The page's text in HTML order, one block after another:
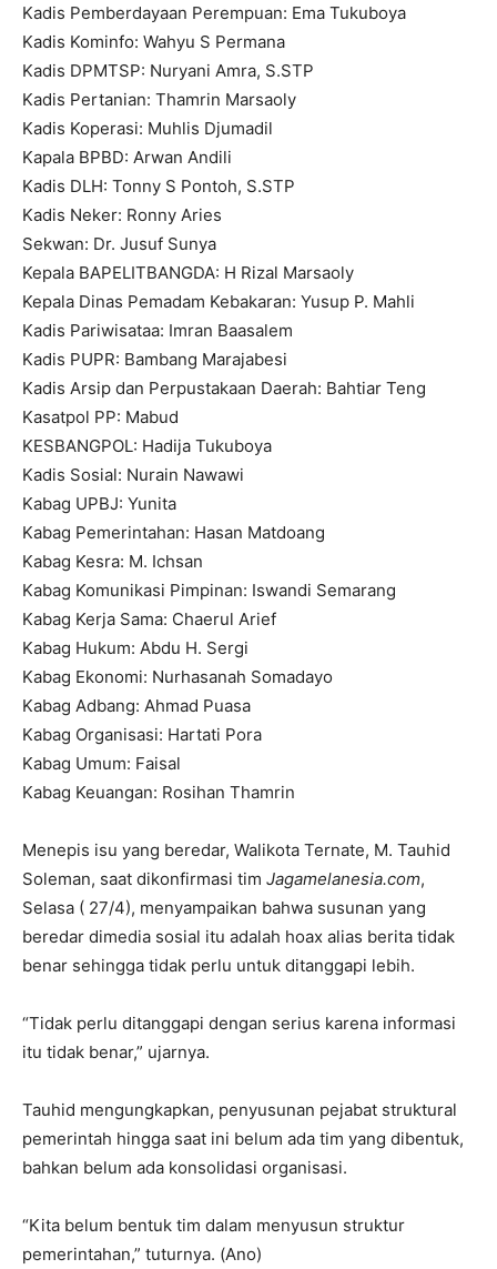
Kadis Pemberdayaan Perempuan: Ema Tukuboya
Kadis Kominfo: Wahyu S Permana
Kadis DPMTSP: Nuryani Amra, S.STP
Kadis Pertanian: Thamrin Marsaoly
Kadis Koperasi: Muhlis Djumadil
Kapala BPBD: Arwan Andili
Kadis DLH: Tonny S Pontoh, S.STP
Kadis Neker: Ronny Aries
Sekwan: Dr. Jusuf Sunya
Kepala BAPELITBANGDA: H Rizal Marsaoly
Kepala Dinas Pemadam Kebakaran: Yusup P. Mahli
Kadis Pariwisataa: Imran Baasalem
Kadis PUPR: Bambang Marajabesi
Kadis Arsip dan Perpustakaan Daerah: Bahtiar Teng
Kasatpol PP: Mabud
KESBANGPOL: Hadija Tukuboya
Kadis Sosial: Nurain Nawawi
Kabag UPBJ: Yunita
Kabag Pemerintahan: Hasan Matdoang
Kabag Kesra: M. Ichsan
Kabag Komunikasi Pimpinan: Iswandi Semarang
Kabag Kerja Sama: Chaerul Arief
Kabag Hukum: Abdu H. Sergi
Kabag Ekonomi: Nurhasanah Somadayo
Kabag Adbang: Ahmad Puasa
Kabag Organisasi: Hartati Pora
Kabag Umum: Faisal
Kabag Keuangan: Rosihan Thamrin
Menepis isu yang beredar, Walikota Ternate, M. Tauhid
Soleman, saat dikonfirmasi tim Jagamelanesia.com,
Selasa ( 27/4), menyampaikan bahwa susunan yang
beredar dimedia sosial itu adalah hoax alias berita tidak
benar sehingga tidak perlu untuk ditanggapi lebih.
“Tidak perlu ditanggapi dengan serius karena informasi
itu tidak benar,” ujarnya.
Tauhid mengungkapkan, penyusunan pejabat struktural
pemerintah hingga saat ini belum ada tim yang dibentuk,
bahkan belum ada konsolidasi organisasi.
“Kita belum bentuk tim dalam menyusun struktur
pemerintahan,” tuturnya. (Ano)